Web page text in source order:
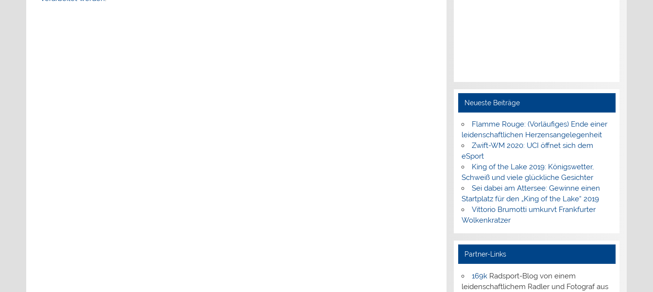
Neueste Beiträge
Flamme Rouge: (Vorläufiges) Ende einer
leidenschaftlichen Herzensangelegenheit
Zwift-WM 2020: UCI öffnet sich dem
eSport
King of the Lake 2019: Königswetter,
Schweiß und viele glückliche Gesichter
Sei dabei am Attersee: Gewinne einen
Startplatz für den „King of the Lake“ 2019
Vittorio Brumotti umkurvt Frankfurter
Wolkenkratzer
Partner-Links
169kRadsport-Blog von einem
leidenschaftlichem Radler und Fotograf aus